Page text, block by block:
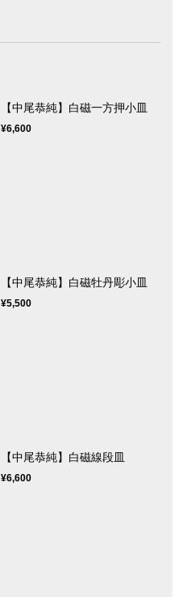
【中尾恭純】白磁一方押小皿
¥6,600
【中尾恭純】白磁牡丹彫小皿
¥5,500
【中尾恭純】白磁線段皿
¥6,600